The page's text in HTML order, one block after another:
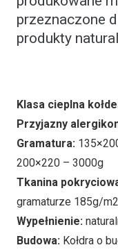
przeznaczone
produkty
Klasa cieplna
Przyjazny
Gramatura:
200×220 – 3000g
Tkanina
gramaturze 185g/m2
Wypełnienie:
Budowa: Kołdra o